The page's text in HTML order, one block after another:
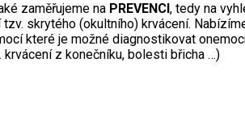
zaměřujeme na PREVENCI, tedy na
skrytého (okultního) krvácení.
které je možné diagnostikovat
z konečníku, bolesti břicha …)